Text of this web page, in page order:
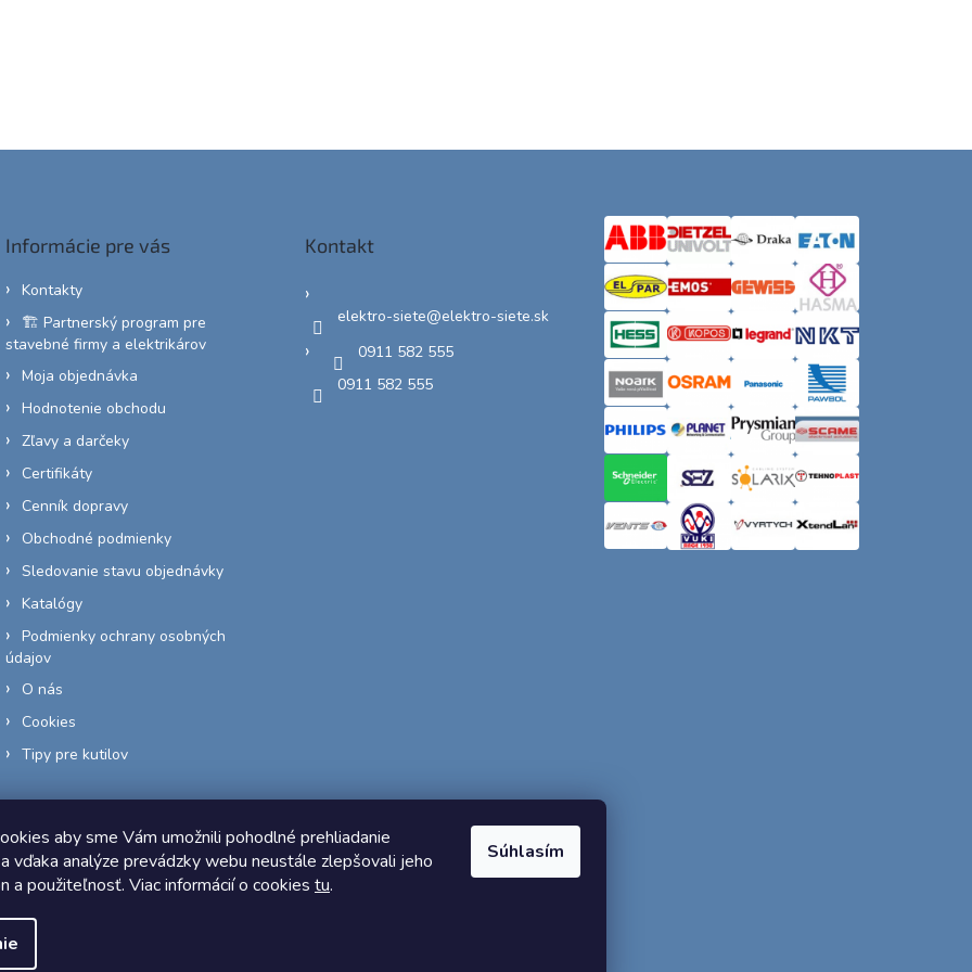
aby sme Vám umožnili pohodlné prehliadanie
vďaka analýze prevádzky webu neustále zlepšovali jeho
a použiteľnosť. Viac informácií o cookies tu.
Súhlasím
Informácie pre vás
Kontakty
🏗️ Partnerský program pre
stavebné firmy a elektrikárov
Moja objednávka
Hodnotenie obchodu
Zľavy a darčeky
Certifikáty
Cenník dopravy
Obchodné podmienky
Sledovanie stavu objednávky
Katalógy
Podmienky ochrany osobných
údajov
O nás
Cookies
Tipy pre kutilov
Kontakt
elektro-siete@elektro-siete.sk
0911 582 555
0911 582 555
Copyright 2026 Elektro-siete.sk . Všetky práva vyhradené.